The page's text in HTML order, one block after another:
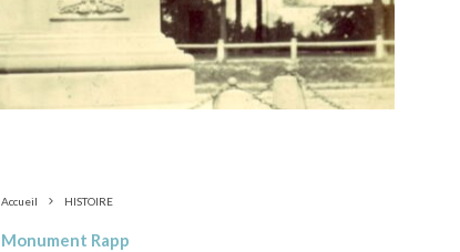
Accueil HISTOIRE
Monument Rapp